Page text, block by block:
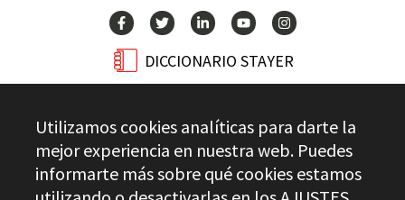
DICCIONARIO STAYER
CONTACTO
Utilizamos cookies analíticas para darte la
mejor experiencia en nuestra web. Puedes
informarte más sobre qué cookies estamos